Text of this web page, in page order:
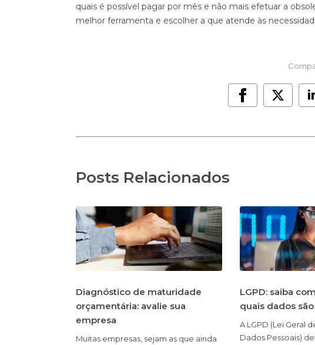
quais é possível pagar por mês e não mais efetuar a
melhor ferramenta e escolher a que atende às
Posts Relacionados
Diagnóstico de maturidade
orçamentária: avalie sua
empresa
Muitas empresas, sejam as que ainda
LGPD: saiba
quais dados
A LGPD (Lei Geral
Dados Pessoais)